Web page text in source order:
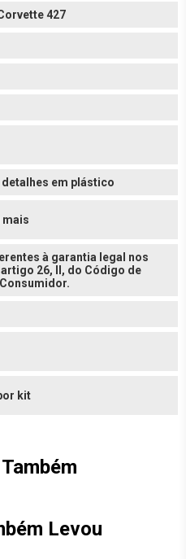
427
em plástico
mais
à garantia legal nos
26, II, do Código de
kit
Levou